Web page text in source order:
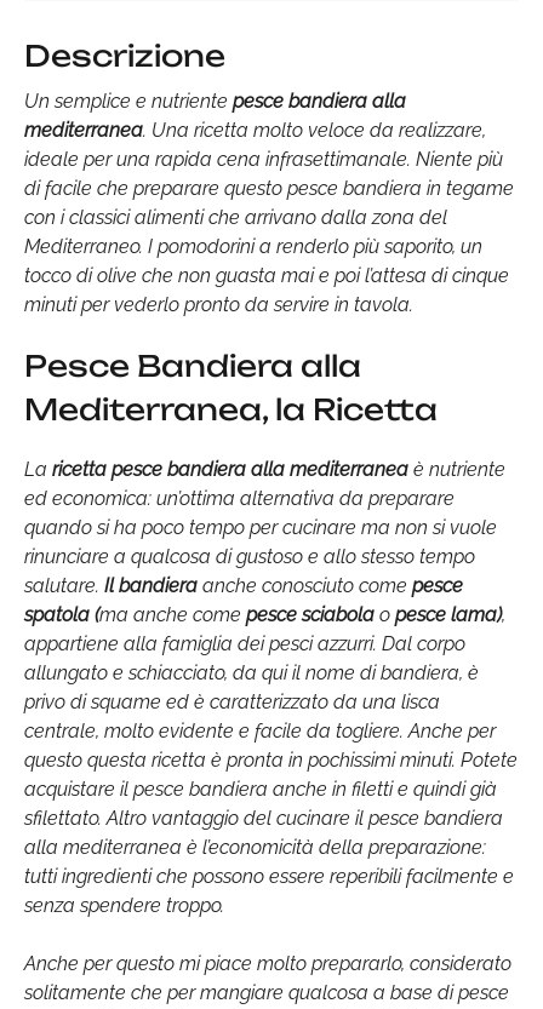
Descrizione
Un semplice e nutriente pesce bandiera alla
mediterranea. Una ricetta molto veloce da realizzare,
ideale per una rapida cena infrasettimanale. Niente più
di facile che preparare questo pesce bandiera in tegame
con i classici alimenti che arrivano dalla zona del
Mediterraneo. I pomodorini a renderlo più saporito, un
tocco di olive che non guasta mai e poi l’attesa di cinque
minuti per vederlo pronto da servire in tavola.
Pesce Bandiera alla
Mediterranea, la Ricetta
La ricetta pesce bandiera alla mediterranea è nutriente
ed economica: un’ottima alternativa da preparare
quando si ha poco tempo per cucinare ma non si vuole
rinunciare a qualcosa di gustoso e allo stesso tempo
salutare. Il bandiera anche conosciuto come pesce
spatola (ma anche come pesce sciabola o pesce lama),
appartiene alla famiglia dei pesci azzurri. Dal corpo
allungato e schiacciato, da qui il nome di bandiera, è
privo di squame ed è caratterizzato da una lisca
centrale, molto evidente e facile da togliere. Anche per
questo questa ricetta è pronta in pochissimi minuti. Potete
acquistare il pesce bandiera anche in filetti e quindi già
sfilettato. Altro vantaggio del cucinare il pesce bandiera
alla mediterranea è l’economicità della preparazione:
tutti ingredienti che possono essere reperibili facilmente e
senza spendere troppo.
Anche per questo mi piace molto prepararlo, considerato
solitamente che per mangiare qualcosa a base di pesce